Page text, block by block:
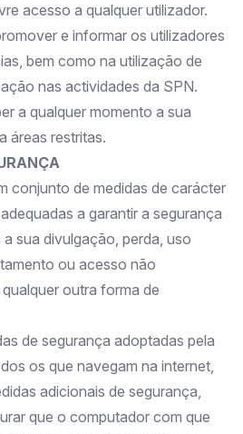
acesso a qualquer utilizador.
e informar os utilizadores
bem como na utilização de
nas actividades da SPN.
a qualquer momento a sua
áreas restritas.
conjunto de medidas de carácter
a garantir a segurança
sua divulgação, perda, uso
ou acesso não
outra forma de
de segurança adoptadas pela
os que navegam na internet,
adicionais de segurança,
que o computador com que